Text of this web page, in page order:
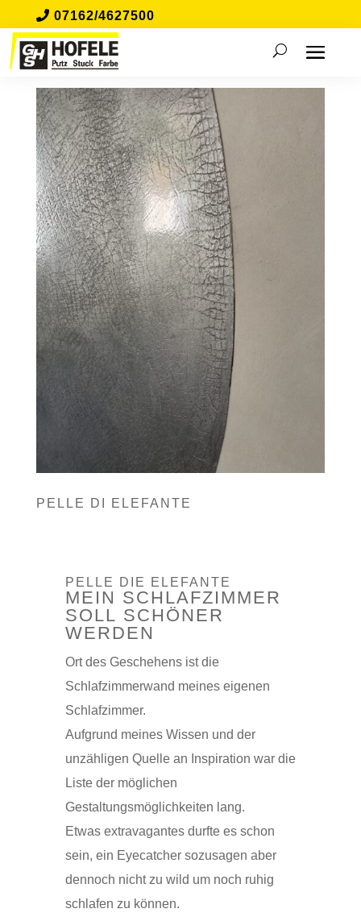
07162/4627500
PELLE DI ELEFANTE
PELLE DIE ELEFANTE
MEIN SCHLAFZIMMER
SOLL SCHÖNER
WERDEN
Ort des Geschehens ist die
Schlafzimmerwand meines eigenen
Schlafzimmer.
Aufgrund meines Wissen und der
unzähligen Quelle an Inspiration war die
Liste der möglichen
Gestaltungsmöglichkeiten lang.
Etwas extravagantes durfte es schon
sein, ein Eyecatcher sozusagen aber
dennoch nicht zu wild um noch ruhig
schlafen zu können.